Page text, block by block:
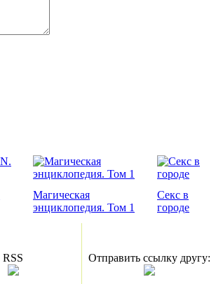
Магическая
энциклопедия. Том 1
Секс в
городе
RSS Отправить ссылку другу: